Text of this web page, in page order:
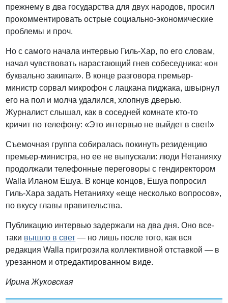
прежнему в два государства для двух народов, просил
прокомментировать острые социально-экономические
проблемы и проч.
Но с самого начала интервью Гиль-Хар, по его словам,
начал чувствовать нарастающий гнев собеседника: «он
буквально закипал». В конце разговора премьер-
министр сорвал микрофон с лацкана пиджака, швырнул
его на пол и молча удалился, хлопнув дверью.
Журналист слышал, как в соседней комнате кто-то
кричит по телефону: «Это интервью не выйдет в свет!»
Съемочная группа собиралась покинуть резиденцию
премьер-министра, но ее не выпускали: люди Нетанияху
продолжали телефонные переговоры с гендиректором
Walla Иланом Ешуа. В конце концов, Ешуа попросил
Гиль-Хара задать Нетанияху «еще несколько вопросов»,
по вкусу главы правительства.
Публикацию интервью задержали на два дня. Оно все-
таки вышло в свет — но лишь после того, как вся
редакция Walla пригрозила коллективной отставкой — в
урезанном и отредактированном виде.
Ирина Жуковская